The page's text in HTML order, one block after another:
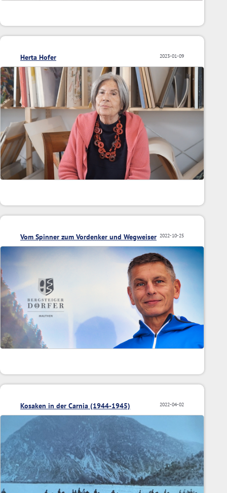
2023-01-09
Herta Hofer
2022-10-25
Vom Spinner zum Vordenker und Wegweiser
2022-04-02
Kosaken in der Carnia (1944-1945)